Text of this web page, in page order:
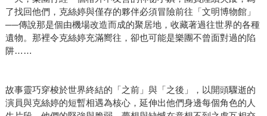
了找回他們，克絲婷與僅存的夥伴必須冒險前往「文明博物館」
──傳說那是個由機場改造而成的聚居地，收藏著過往世界的各種
遺物。那裡令克絲婷充滿嚮往，卻也可能是樂團不曾面對過的陷
阱……
故事靈巧穿梭於世界終結的「之前」與「之後」，以開頭驟逝的
演員與克絲婷的短暫相遇為核心，延伸出他們身邊每個角色的人